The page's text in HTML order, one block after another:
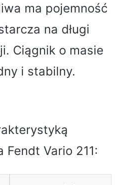
ma pojemność
na długi
Ciągnik o masie
i stabilny.
Vario 211: